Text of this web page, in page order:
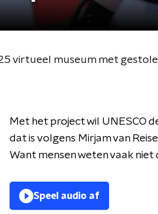
virtueel museum met
Met het project wil UNESCO
dat is volgens Mirjam van
Want mensen weten vaak niet
Speel audio af